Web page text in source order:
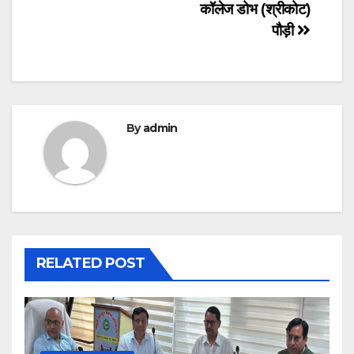
कॉलेज डोभ (श्रीकोट)
पौड़ी
Byadmin
RELATED POST